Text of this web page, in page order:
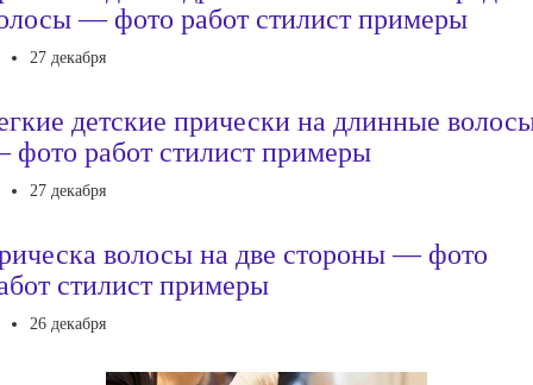
— фото работ стилист примеры
27 декабря
детские прически на длинные
работ стилист примеры
27 декабря
волосы на две стороны — фото
стилист примеры
26 декабря